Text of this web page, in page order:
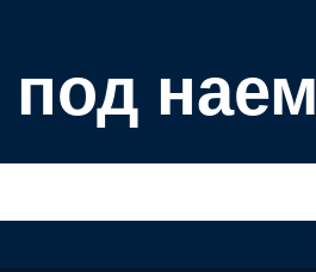
наем